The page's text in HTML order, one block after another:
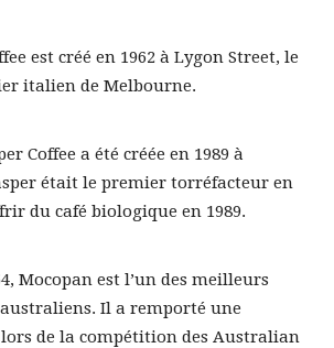
est créé en 1962 à Lygon Street, le
italien de Melbourne.
Coffee a été créée en 1989 à
était le premier torréfacteur en
du café biologique en 1989.
Mocopan est l’un des meilleurs
Il a remporté une
de la compétition des Australian